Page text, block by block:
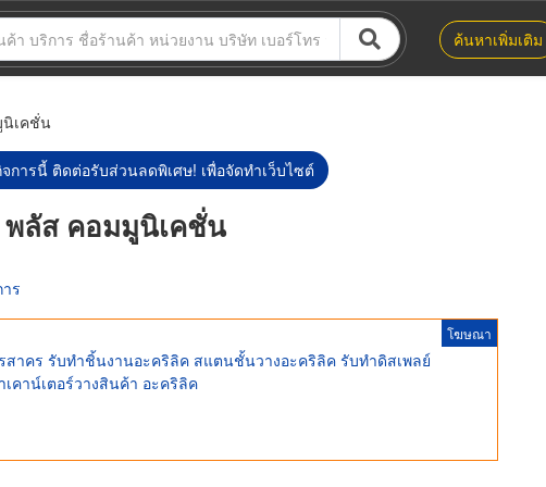
ค้นหาเพิ่มเติม
นิเคชั่น
การนี้ ติดต่อรับส่วนลดพิเศษ! เพื่อจัดทำเว็บไซต์
ลัส คอมมูนิเคชั่น
ร
โฆษณา
าคร รับทำชิ้นงานอะคริลิค สแตนชั้นวางอะคริลิค รับทำดิสเพลย์
คาน์เตอร์วางสินค้า อะคริลิค